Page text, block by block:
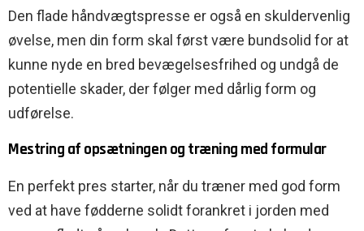
Den flade håndvægtspresse er også en skuldervenlig
øvelse, men din form skal først være bundsolid for at
kunne nyde en bred bevægelsesfrihed og undgå de
potentielle skader, der følger med dårlig form og
udførelse.
Mestring af opsætningen og træning med formular
En perfekt pres starter, når du træner med god form
ved at have fødderne solidt forankret i jorden med